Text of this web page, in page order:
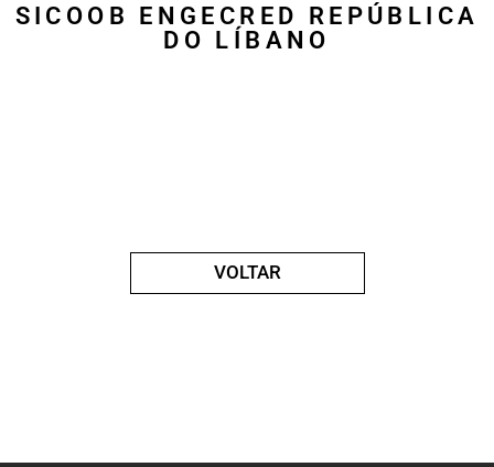
SICOOB ENGECRED REPÚBLICA
DO LÍBANO
VOLTAR